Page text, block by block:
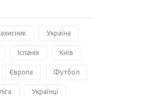
Україна
Іспанія Київ
Європа Футбол
Українці